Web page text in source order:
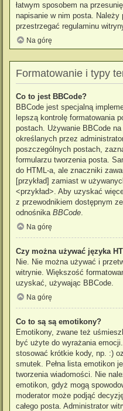
łatwym sposobem na
napisanie w nim posta.
przestrzegać regulaminu
Na górę
Formatowanie i typy
Co to jest BBCode?
BBCode jest specjalną
lepszą kontrolę formatowania
postach. Używanie BBCode
określanych przez
poszczególnych postach,
formularzu tworzenia posta.
do HTML-a, ale znaczniki
[przykład] zamiast w
<przykład>. Aby uzyskać
z przewodnikiem dostępnym
odnośnika BBCode.
Na górę
Czy można używać języka
Nie. Nie można używać i
witrynie. Większość
uzyskać, używając BBCode.
Na górę
Co to są są emotikony?
Emotikony, zwane też
być użyte do wyrażania
stosować krótkie kody, np. :)
smutek. Pełna lista emotikon
tworzenia wiadomości. Nie
emotikon, gdyż mogą
moderator może podjąć
całego posta. Administrator